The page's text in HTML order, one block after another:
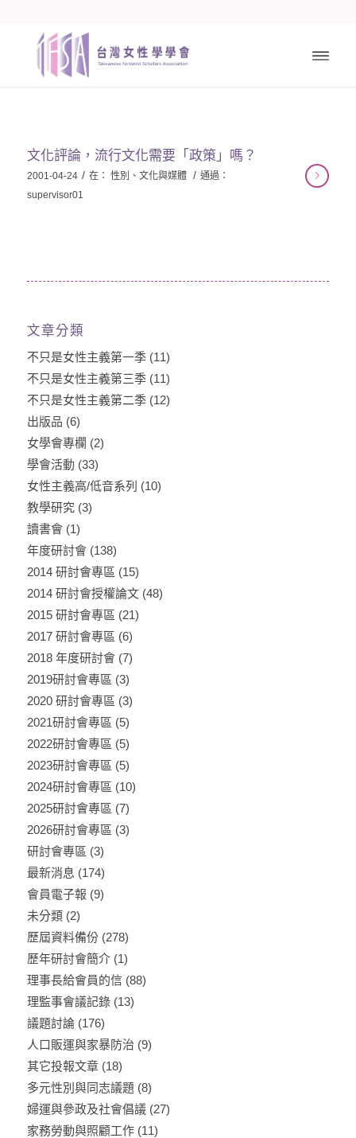
文化評論，流行文化需要「政策」嗎？
2001-04-24 / 在： 性別、文化與媒體 / 通過：
supervisor01
文章分類
不只是女性主義第一季(11)
不只是女性主義第三季(11)
不只是女性主義第二季(12)
出版品 (6)
女學會專欄 (2)
學會活動 (33)
女性主義高/低音系列 (10)
教學研究(3)
讀書會(1)
年度研討會(138)
2014 研討會專區 (15)
2014 研討會授權論文(48)
2015 研討會專區 (21)
2017 研討會專區 (6)
2018 年度研討會(7)
2019研討會專區 (3)
2020 研討會專區 (3)
2021研討會專區 (5)
2022研討會專區 (5)
2023研討會專區 (5)
2024研討會專區 (10)
2025研討會專區 (7)
2026研討會專區 (3)
研討會專區 (3)
最新消息 (174)
會員電子報 (9)
未分類(2)
歷屆資料備份(278)
歷年研討會簡介(1)
理事長給會員的信(88)
理監事會議記錄(13)
議題討論(176)
人口販運與家暴防治 (9)
其它投報文章(18)
多元性別與同志議題(8)
婦運與參政及社會倡議(27)
家務勞動與照顧工作(11)